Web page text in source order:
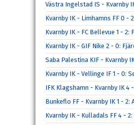
Västra Ingelstad IS - Kvarnby
Kvarnby IK - Limhamns FF 0 -
Kvarnby IK - FC Bellevue 1 -
Kvarnby IK - GIF Nike 2 - 0:
Saba Palestina KIF - Kvarnby
Kvarnby IK - Vellinge IF 1 - 0:
IFK Klagshamn - Kvarnby IK
Bunkeflo FF - Kvarnby IK 1 - 2:
Kvarnby IK - Kulladals FF 4 -